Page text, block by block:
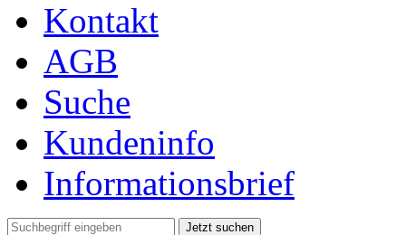
Kontakt
AGB
Suche
Kundeninfo
Informationsbrief
Jetzt suchen